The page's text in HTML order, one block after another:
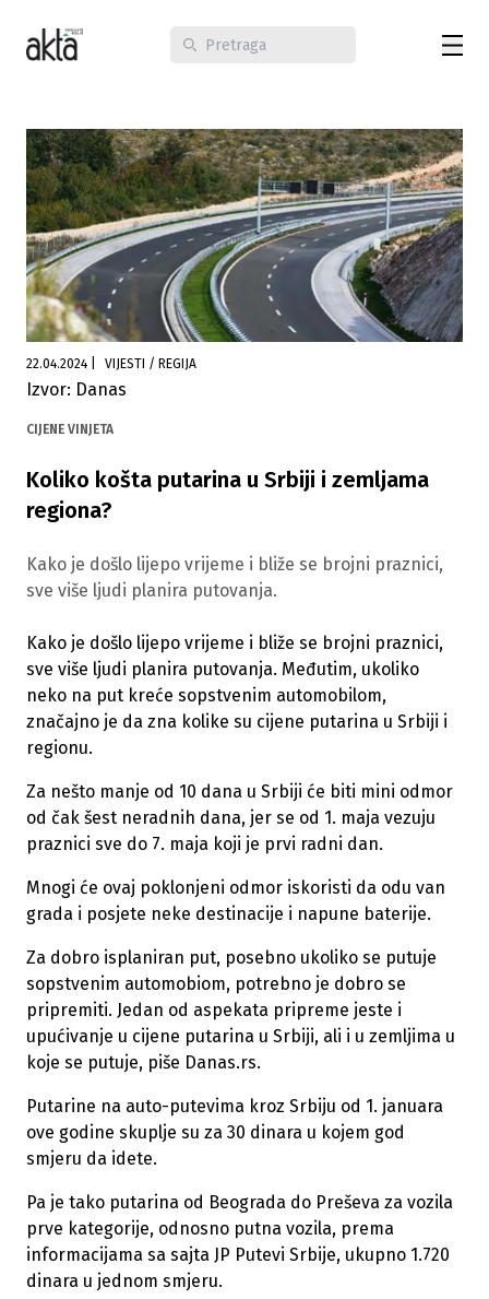
22.04.2024 VIJESTI / REGIJA
Izvor: Danas
CIJENE VINJETA
Koliko košta putarina u Srbiji i zemljama
regiona?
Kako je došlo lijepo vrijeme i bliže se brojni praznici,
sve više ljudi planira putovanja.
Kako je došlo lijepo vrijeme i bliže se brojni praznici,
sve više ljudi planira putovanja. Međutim, ukoliko
neko na put kreće sopstvenim automobilom,
značajno je da zna kolike su cijene putarina u Srbiji i
regionu.
Za nešto manje od 10 dana u Srbiji će biti mini odmor
od čak šest neradnih dana, jer se od 1. maja vezuju
praznici sve do 7. maja koji je prvi radni dan.
Mnogi će ovaj poklonjeni odmor iskoristi da odu van
grada i posjete neke destinacije i napune baterije.
Za dobro isplaniran put, posebno ukoliko se putuje
sopstvenim automobiom, potrebno je dobro se
pripremiti. Jedan od aspekata pripreme jeste i
upućivanje u cijene putarina u Srbiji, ali i u zemljima u
koje se putuje, piše Danas.rs.
Putarine na auto-putevima kroz Srbiju od 1. januara
ove godine skuplje su za 30 dinara u kojem god
smjeru da idete.
Pa je tako putarina od Beograda do Preševa za vozila
prve kategorije, odnosno putna vozila, prema
informacijama sa sajta JP Putevi Srbije, ukupno 1.720
dinara u jednom smjeru.